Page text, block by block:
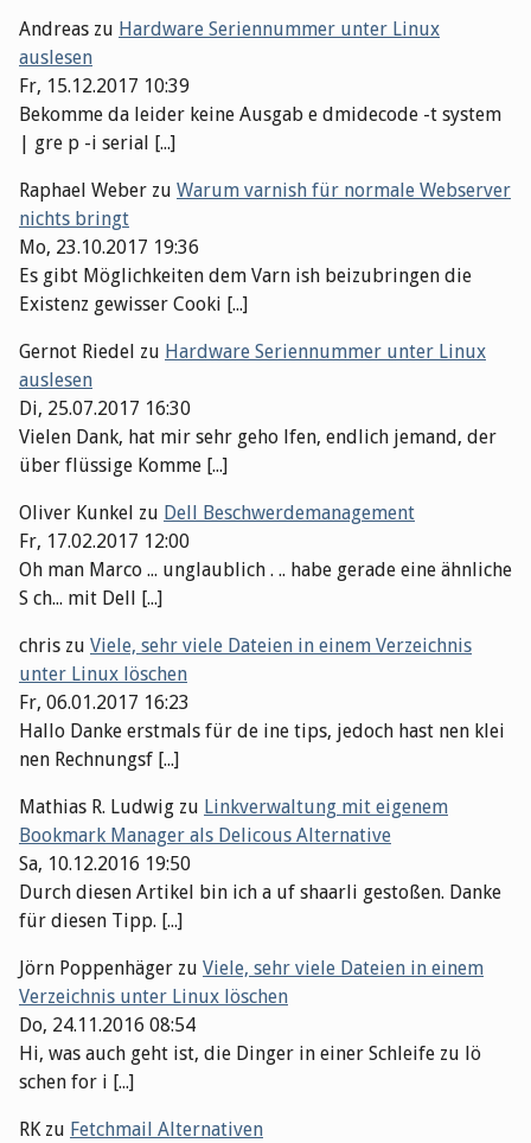
Andreas zu Hardware Seriennummer unter Linux
auslesen
Fr, 15.12.2017 10:39
Bekomme da leider keine Ausgab e dmidecode -t system
| gre p -i serial [...]
Raphael Weber zu Warum varnish für normale Webserver
nichts bringt
Mo, 23.10.2017 19:36
Es gibt Möglichkeiten dem Varn ish beizubringen die
Existenz gewisser Cooki [...]
Gernot Riedel zu Hardware Seriennummer unter Linux
auslesen
Di, 25.07.2017 16:30
Vielen Dank, hat mir sehr geho lfen, endlich jemand, der
über flüssige Komme [...]
Oliver Kunkel zu Dell Beschwerdemanagement
Fr, 17.02.2017 12:00
Oh man Marco ... unglaublich . .. habe gerade eine ähnliche
S ch... mit Dell [...]
chris zu Viele, sehr viele Dateien in einem Verzeichnis
unter Linux löschen
Fr, 06.01.2017 16:23
Hallo Danke erstmals für de ine tips, jedoch hast nen klei
nen Rechnungsf [...]
Mathias R. Ludwig zu Linkverwaltung mit eigenem
Bookmark Manager als Delicous Alternative
Sa, 10.12.2016 19:50
Durch diesen Artikel bin ich a uf shaarli gestoßen. Danke
für diesen Tipp. [...]
Jörn Poppenhäger zu Viele, sehr viele Dateien in einem
Verzeichnis unter Linux löschen
Do, 24.11.2016 08:54
Hi, was auch geht ist, die Dinger in einer Schleife zu lö
schen for i [...]
RKzu Fetchmail Alternativen